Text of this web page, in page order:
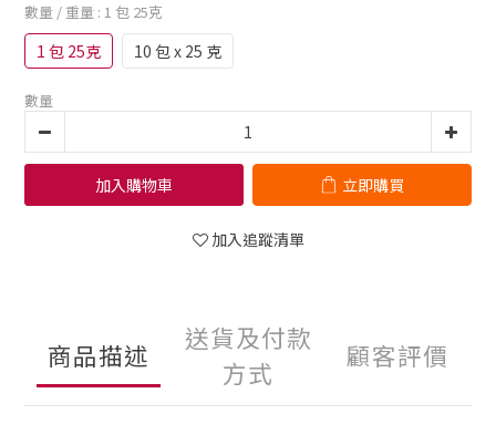
數量 / 重量 : 1 包 25克
1 包 25克 10 包 x 25 克
數量
加入購物車 立即購買
加入追蹤清單
商品描述
送貨及付款
方式
顧客評價